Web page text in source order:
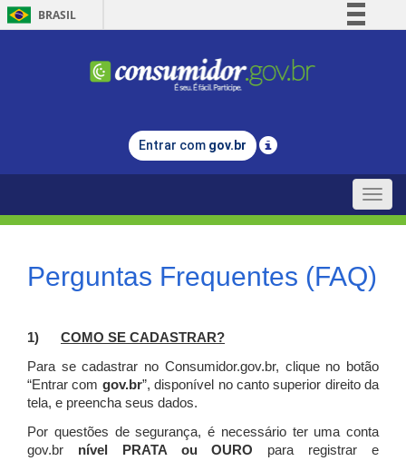
BRASIL
Comunica BR
Legislação
Entrar com gov.br
Toggle
Perguntas Frequentes (FAQ)
1) COMO SE CADASTRAR?
Para se cadastrar no Consumidor.gov.br, clique no botão
“Entrar com gov.br”, disponível no canto superior direito da
tela, e preencha seus dados.
Por questões de segurança, é necessário ter uma conta
gov.br nível PRATA ou OURO para registrar e